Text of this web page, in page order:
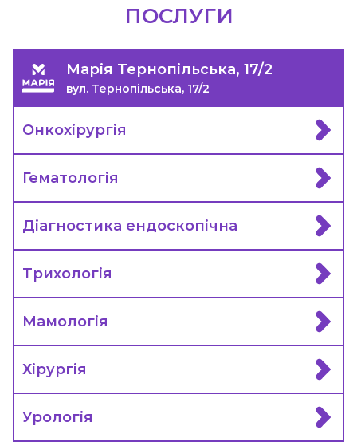
ПОСЛУГИ
Марія Тернопільська, 17/2
вул. Тернопільська, 17/2
Онкохірургія
Гематологія
Діагностика ендоскопічна
Трихологія
Мамологія
Хірургія
Урологія